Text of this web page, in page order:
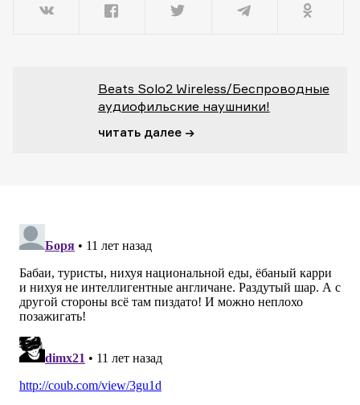
Beats Solo2 Wireless/Беспроводные
аудиофильские наушники!
читать далее →